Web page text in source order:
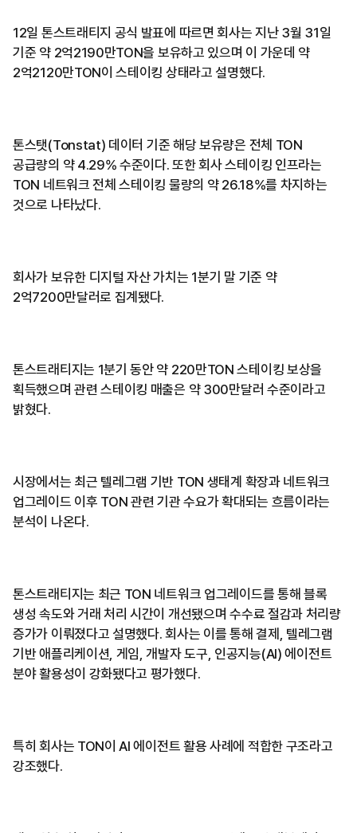
12일 톤스트래티지 공식 발표에 따르면 회사는 지난 3월 31일
기준 약 2억2190만TON을 보유하고 있으며 이 가운데 약
2억2120만TON이 스테이킹 상태라고 설명했다.
톤스탯(Tonstat) 데이터 기준 해당 보유량은 전체 TON
공급량의 약 4.29% 수준이다. 또한 회사 스테이킹 인프라는
TON 네트워크 전체 스테이킹 물량의 약 26.18%를 차지하는
것으로 나타났다.
회사가 보유한 디지털 자산 가치는 1분기 말 기준 약
2억7200만달러로 집계됐다.
톤스트래티지는 1분기 동안 약 220만TON 스테이킹 보상을
획득했으며 관련 스테이킹 매출은 약 300만달러 수준이라고
밝혔다.
시장에서는 최근 텔레그램 기반 TON 생태계 확장과 네트워크
업그레이드 이후 TON 관련 기관 수요가 확대되는 흐름이라는
분석이 나온다.
톤스트래티지는 최근 TON 네트워크 업그레이드를 통해 블록
생성 속도와 거래 처리 시간이 개선됐으며 수수료 절감과 처리량
증가가 이뤄졌다고 설명했다. 회사는 이를 통해 결제, 텔레그램
기반 애플리케이션, 게임, 개발자 도구, 인공지능(AI) 에이전트
분야 활용성이 강화됐다고 평가했다.
특히 회사는 TON이 AI 에이전트 활용 사례에 적합한 구조라고
강조했다.